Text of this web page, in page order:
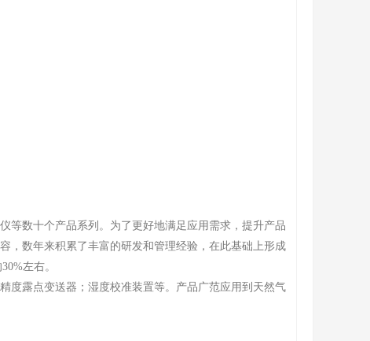
等数十个产品系列。为了更好地满足应用需求，提升产品
，数年来积累了丰富的研发和管理经验，在此基础上形成
左右。
度露点变送器；湿度校准装置等。产品广范应用到天然气